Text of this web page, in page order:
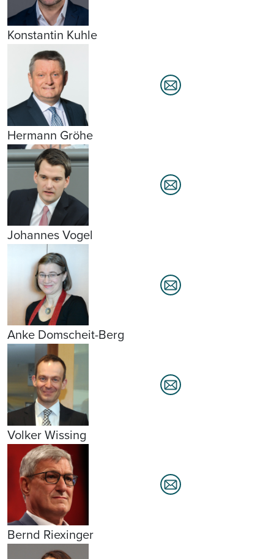
Konstantin Kuhle
Hermann Gröhe
Johannes Vogel
Anke Domscheit-Berg
Volker Wissing
Bernd Riexinger